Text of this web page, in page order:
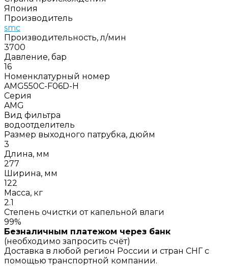
Япония
Производитель
smc
Производительность, л/мин
3700
Давление, бар
16
Номенклатурный номер
AMG550C-F06D-H
Серия
AMG
Вид фильтра
водоотделитель
Размер выходного патрубка, дюйм
3
Длина, мм
277
Ширина, мм
122
Масса, кг
2.1
Степень очистки от капельной влаги
99%
Безналичным платежом через банк
(необходимо запросить счёт)
Доставка в любой регион России и стран СНГ с
помощью транспортной компании.